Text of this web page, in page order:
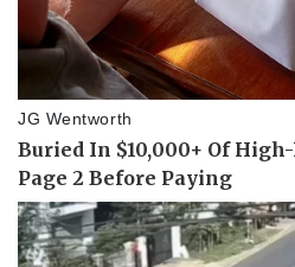
Lịch thi đấu bóng đá
Thế giới thể thao
eSports
Hậu trường